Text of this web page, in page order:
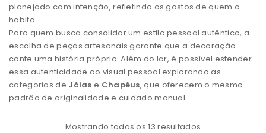
planejado com intenção, refletindo os gostos de quem o
habita.
Para quem busca consolidar um estilo pessoal autêntico, a
escolha de peças artesanais garante que a decoração
conte uma história própria. Além do lar, é possível estender
essa autenticidade ao visual pessoal explorando as
categorias de Jóias e Chapéus, que oferecem o mesmo
padrão de originalidade e cuidado manual.
Mostrando todos os 13 resultados